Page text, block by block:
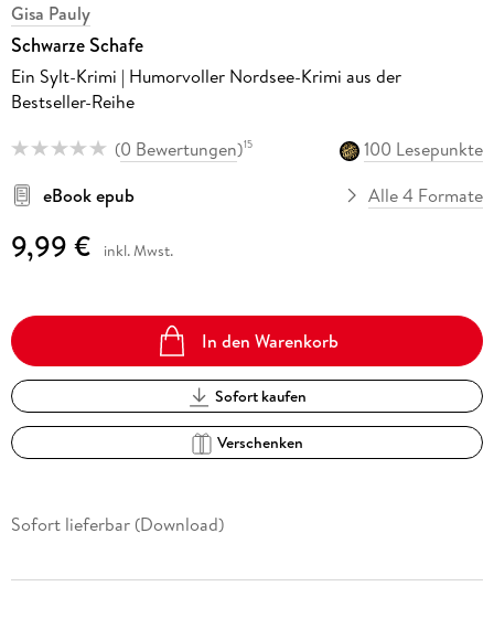
Gisa Pauly
Schwarze Schafe
Ein Sylt-Krimi | Humorvoller Nordsee-Krimi aus der
Bestseller-Reihe
(0 Bewertungen)15
100 Lesepunkte
eBook epub
Alle 4 Formate
9,99 € inkl. Mwst.
In den Warenkorb
Sofort kaufen
Verschenken
Sofort lieferbar (Download)